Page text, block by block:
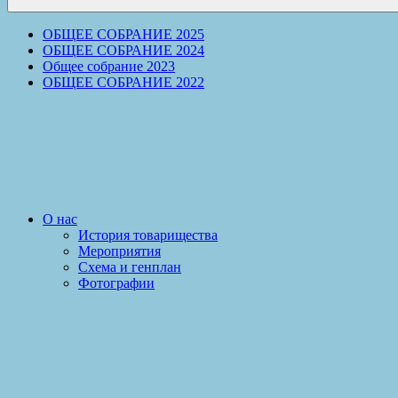
ОБЩЕЕ СОБРАНИЕ 2025
ОБЩЕЕ СОБРАНИЕ 2024
Общее собрание 2023
ОБЩЕЕ СОБРАНИЕ 2022
О нас
История товарищества
Мероприятия
Схема и генплан
Фотографии